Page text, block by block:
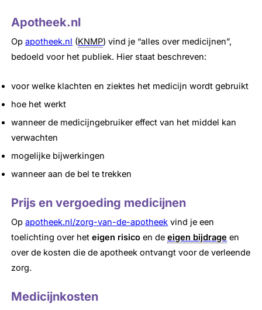
Apotheek.nl
Opapotheek.nl (KNMP) vind je “alles over medicijnen”,
bedoeld voor het publiek. Hier staat beschreven:
voor welke klachten en ziektes het medicijn wordt gebruikt
hoe het werkt
wanneer de medicijngebruiker effect van het middel kan
verwachten
mogelijke bijwerkingen
wanneer aan de bel te trekken
Prijs en vergoeding medicijnen
Opapotheek.nl/zorg-van-de-apotheek vind je een
toelichting over heteigen risico en deeigen bijdrage en
over de kosten die de apotheek ontvangt voor de verleende
zorg.
Medicijnkosten